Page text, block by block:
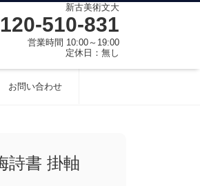
新古美術文大
510-831
営業時間 10:00～19:00
定休日：無し
お問い合わせ
詩書 掛軸